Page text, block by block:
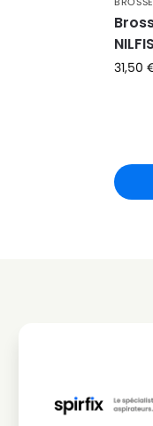
NILFISK
NILFISK
NILFISK
31,50